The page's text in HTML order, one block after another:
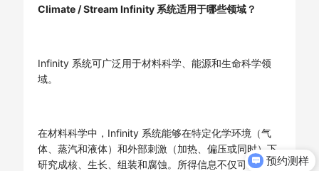
Climate / Stream Infinity 系统适用于哪些领域？
Infinity 系统可广泛用于材料科学、能源和生命科学领
域。
在材料科学中，Infinity 系统能够在特定化学环境（气
体、蒸汽和液体）和外部刺激（加热、偏压或同时）下
研究成核、生长、组装和腐蚀。所得信息不仅可以深入
预约测样
获取产品资料